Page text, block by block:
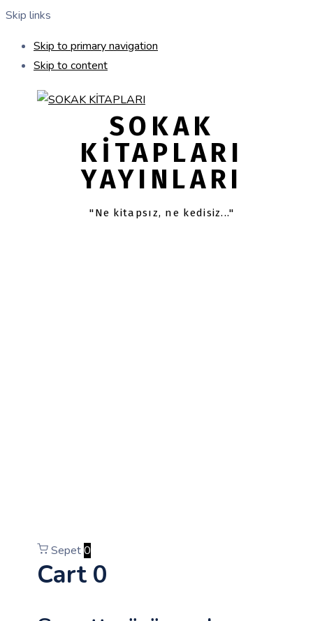
Skip links
Skip to primary navigation
Skip to content
SOKAK
KITAPLARI
YAYINLARI
"Ne kitapsız, ne kedisiz..."
Sepet0
Cart 0